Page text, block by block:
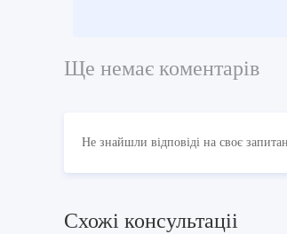
Ще немає коментарів
Не знайшли відповіді на своє
Схожi консультацii